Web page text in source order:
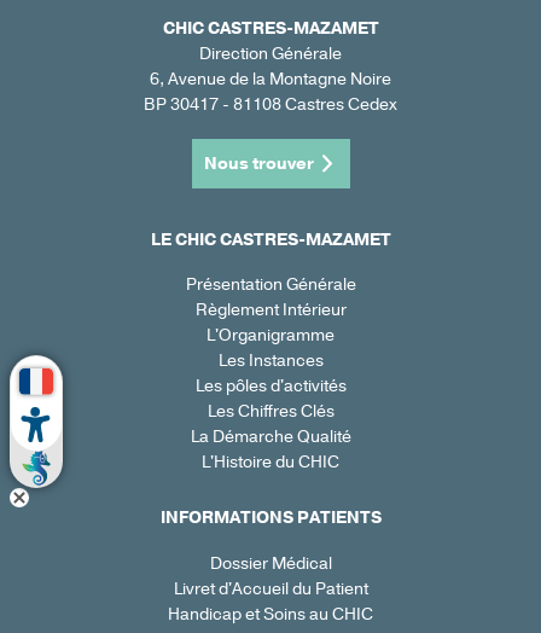
CHIC CASTRES-MAZAMET
Direction Générale
6, Avenue de la Montagne Noire
BP 30417 - 81108 Castres Cedex
Nous trouver
LE CHIC CASTRES-MAZAMET
Présentation Générale
Règlement Intérieur
L'Organigramme
Les Instances
Les pôles d'activités
Les Chiffres Clés
La Démarche Qualité
L'Histoire du CHIC
INFORMATIONS PATIENTS
Dossier Médical
Livret d'Accueil du Patient
Handicap et Soins au CHIC